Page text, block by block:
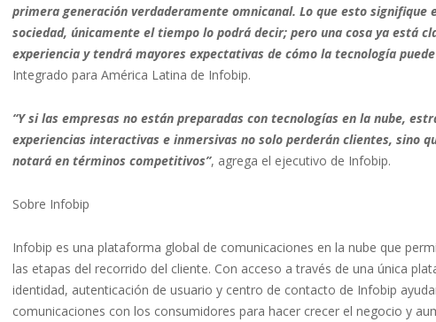
primera generación verdaderamente omnicanal. Lo que esto
sociedad, únicamente el tiempo lo podrá decir; pero una cosa ya está
experiencia y tendrá mayores expectativas de cómo la tecnología
Integrado para América Latina de Infobip.
“Y si las empresas no están preparadas con tecnologías en la nube,
experiencias interactivas e inmersivas no solo perderán clientes, sino
notará en términos competitivos”, agrega el ejecutivo de Infobip.
Sobre Infobip
Infobip es una plataforma global de comunicaciones en la nube que
las etapas del recorrido del cliente. Con acceso a través de una única
identidad, autenticación de usuario y centro de contacto de Infobip
comunicaciones con los consumidores para hacer crecer el negocio y